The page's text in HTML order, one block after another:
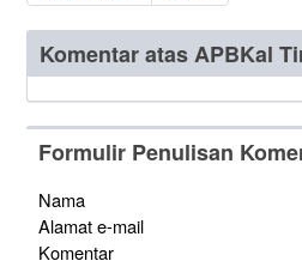
Komentar atas APBKal
Formulir Penulisan
Nama
Alamat e-mail
Komentar